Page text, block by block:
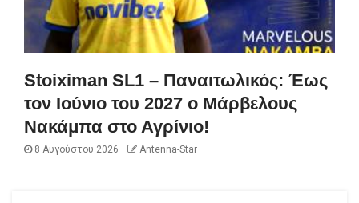
Stoiximan SL1 – Παναιτωλικός: Έως
τον Ιούνιο του 2027 ο Μάρβελους
Νακάμπα στο Αγρίνιο!
8 Αυγούστου 2026 Antenna-Star